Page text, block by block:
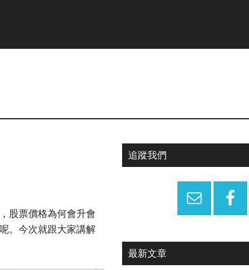
股票價格為何會升會
。今次就跟大家講解
Primary
追蹤我們
最新文章